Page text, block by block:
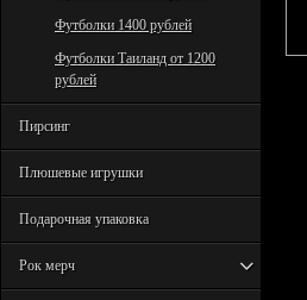
Футболки 1400 рублей
Футболки Таиланд от 1200
рублей
Пирсинг
Плюшевые игрушки
Подарочная упаковка
Рок мерч